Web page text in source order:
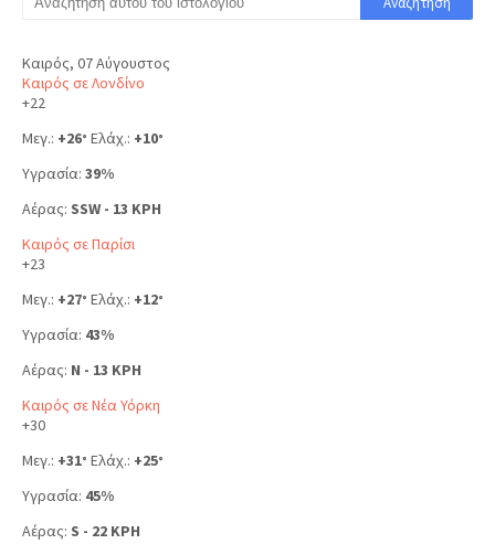
Καιρός, 07 Αύγουστος
Καιρός σε Λονδίνο
+22
Μεγ.: +26° Ελάχ.: +10°
Υγρασία: 39%
Αέρας: SSW - 13 KPH
Καιρός σε Παρίσι
+23
Μεγ.: +27° Ελάχ.: +12°
Υγρασία: 43%
Αέρας: N - 13 KPH
Καιρός σε Νέα Υόρκη
+30
Μεγ.: +31° Ελάχ.: +25°
Υγρασία: 45%
Αέρας: S - 22 KPH